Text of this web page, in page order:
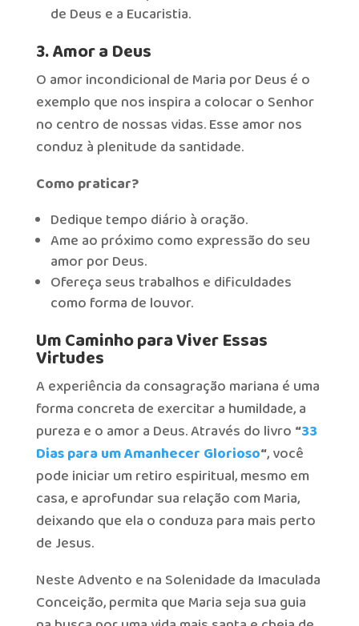
de Deus e a Eucaristia.
3. Amor a Deus
O amor incondicional de Maria por Deus é o
exemplo que nos inspira a colocar o Senhor
no centro de nossas vidas. Esse amor nos
conduz à plenitude da santidade.
Como praticar?
Dedique tempo diário à oração.
Ame ao próximo como expressão do seu
amor por Deus.
Ofereça seus trabalhos e dificuldades
como forma de louvor.
Um Caminho para Viver Essas
Virtudes
A experiência da consagração mariana é uma
forma concreta de exercitar a humildade, a
pureza e o amor a Deus. Através do livro “33
Dias para um Amanhecer Glorioso“, você
pode iniciar um retiro espiritual, mesmo em
casa, e aprofundar sua relação com Maria,
deixando que ela o conduza para mais perto
de Jesus.
Neste Advento e na Solenidade da Imaculada
Conceição, permita que Maria seja sua guia